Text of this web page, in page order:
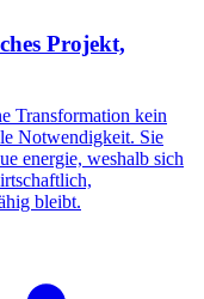
Projekt,
Transformation kein
Notwendigkeit. Sie
energie, weshalb sich
bleibt.